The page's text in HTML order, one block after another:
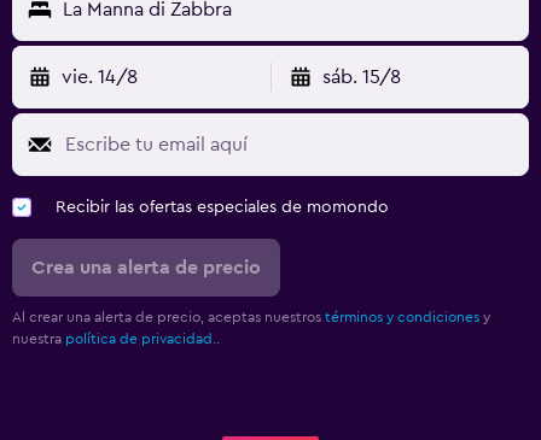
La Manna di Zabbra
vie. 14/8 sáb. 15/8
Recibir las ofertas especiales de momondo
Crea una alerta de precio
Al crear una alerta de precio, aceptas nuestros términos y condiciones y
nuestra política de privacidad.